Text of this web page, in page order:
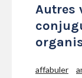
Autres
affabuler